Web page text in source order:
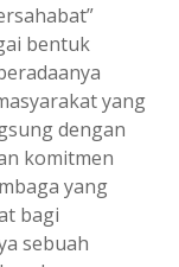
bentuk
yang
dengan
komitmen
yang
bagi
sebuah